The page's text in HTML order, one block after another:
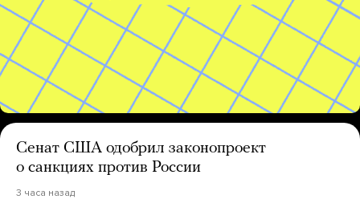
Сенат США одобрил законопроект
о санкциях против России
3 часа назад